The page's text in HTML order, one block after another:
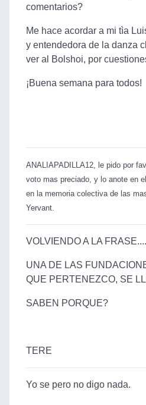
comentarios?
Me hace acordar a mi tìa
y entendedora de la danza
ver al Bolshoi, por
¡Buena semana para todos!
ANALIAPADILLA12, le pido por
voto mas preciado, y lo anote en
en la memoria colectiva de las
Yervant.
VOLVIENDO A LA
UNA DE LAS
QUE PERTENEZCO, SE
SABEN PORQUE?
TERE
Yo se pero no digo nada.